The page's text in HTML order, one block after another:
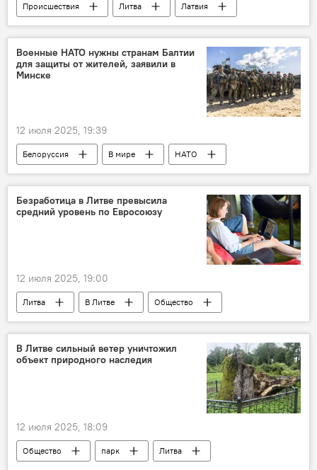
Происшествия Литва
Латвия
контрабанда сигарет
сигареты
Военные НАТО нужны странам Балтии
для защиты от жителей, заявили в
Минске
12 июля 2025, 19:39
Белоруссия В мире
НАТО
страны Балтии
Россия
вооруженные силы
Безработица в Литве превысила
средний уровень по Евросоюзу
12 июля 2025, 19:00
Литва В Литве
Общество
общество
ЕС безработица
В Литве сильный ветер уничтожил
объект природного наследия
12 июля 2025, 18:09
Общество парк
Литва